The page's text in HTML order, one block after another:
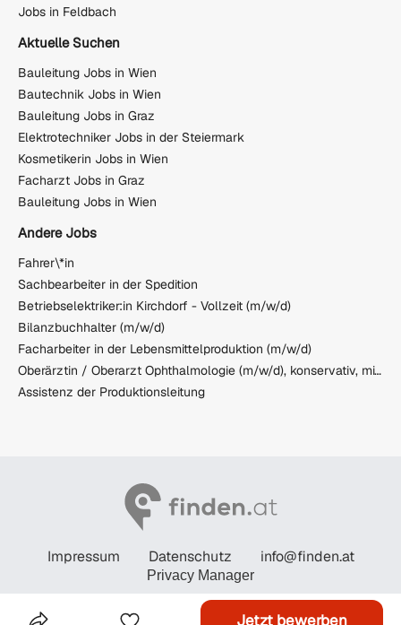
Jobs in Feldbach
Aktuelle Suchen
Bauleitung Jobs in Wien
Bautechnik Jobs in Wien
Bauleitung Jobs in Graz
Elektrotechniker Jobs in der Steiermark
Kosmetikerin Jobs in Wien
Facharzt Jobs in Graz
Bauleitung Jobs in Wien
Andere Jobs
Fahrer\*in
Sachbearbeiter in der Spedition
Betriebselektriker:in Kirchdorf - Vollzeit (m/w/d)
Bilanzbuchhalter (m/w/d)
Facharbeiter in der Lebensmittelproduktion (m/w/d)
Oberärztin / Oberarzt Ophthalmologie (m/w/d), konservativ, mit Option auf Leitungsfunktion
Assistenz der Produktionsleitung
Jetzt bewerben
Impressum Datenschutz info@finden.at
Privacy Manager
© STANDARD Verlagsgesellschaft m.b.H. 2026